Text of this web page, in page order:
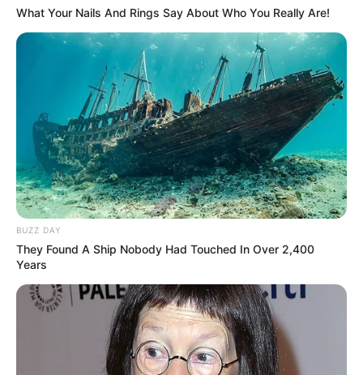
What Your Nails And Rings Say About Who You Really Are!
BUZZ DAY
They Found A Ship Nobody Had Touched In Over 2,400
Years